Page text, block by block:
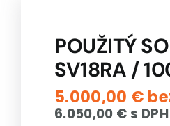
POUŽITÝ
SV18RA /
5.000,00 €
6.050,00 €